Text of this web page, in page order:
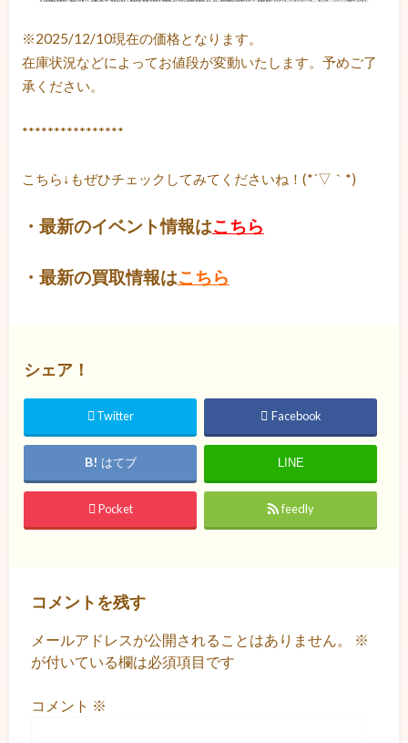
※2025/12/10現在の価格となります。
在庫状況などによってお値段が変動いたします。予めご了
承ください。
****************
こちら↓もぜひチェックしてみてくださいね！(*´▽｀*)
・最新のイベント情報はこちら
・最新の買取情報はこちら
シェア！
Twitter Facebook
はてブ LINE
Pocket feedly
コメントを残す
メールアドレスが公開されることはありません。
※
が付いている欄は必須項目です
コメント ※